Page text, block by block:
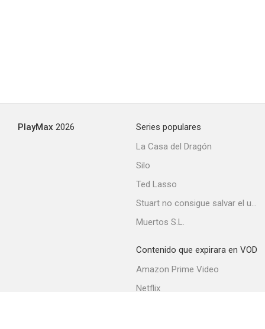
PlayMax 2026
Series populares
La Casa del Dragón
Silo
Ted Lasso
Stuart no consigue salvar el universo
Muertos S.L.
Contenido que expirara en VOD
Amazon Prime Video
Netflix